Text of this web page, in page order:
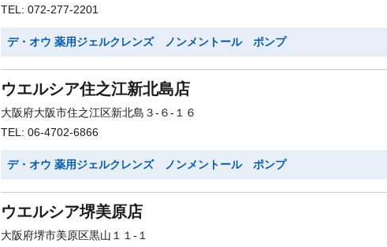
TEL: 072-277-2201
デ・オウ 薬用ジェルクレンズ ノンメントール ポンプ
ウエルシア住之江新北島店
大阪府大阪市住之江区新北島３-６-１６
TEL: 06-4702-6866
デ・オウ 薬用ジェルクレンズ ノンメントール ポンプ
ウエルシア堺美原店
大阪府堺市美原区黒山１１-１